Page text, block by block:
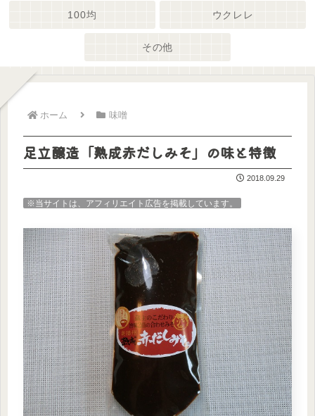
100均 ウクレレ
その他
ホーム 味噌
足立醸造「熟成赤だしみそ」の味と特徴
2018.09.29
※当サイトは、アフィリエイト広告を掲載しています。